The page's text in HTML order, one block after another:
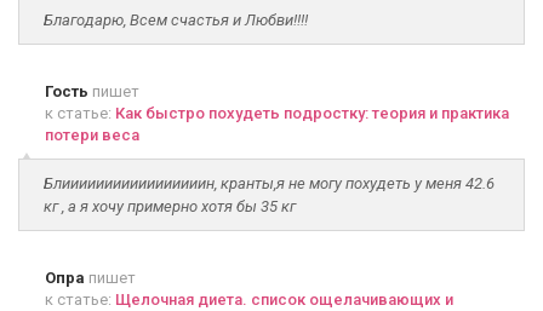
Благодарю, Всем счастья и Любви!!!!
Гость пишет
к статье: Как быстро похудеть подростку: теория и практика
потери веса
Блииииииииииииииииин, кранты,я не могу похудеть у меня 42.6
кг , а я хочу примерно хотя бы 35 кг
Опра пишет
к статье: Щелочная диета. список ощелачивающих и